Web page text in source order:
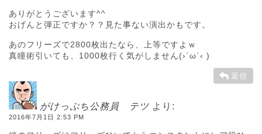
ありがとうございます^^
おげんと弾正ですか？？見た事ない演出かもです。
あのフリーズで2800枚出たなら、上等ですよｗ
真瞳術引いても、1000枚行く気がしません(›´ω`‹ )
返信
がけっぷち公務員 テツ より:
2016年7月1日 2:53 PM